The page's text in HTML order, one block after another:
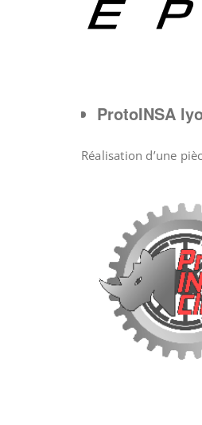
ProtoINSA
Réalisation d’une